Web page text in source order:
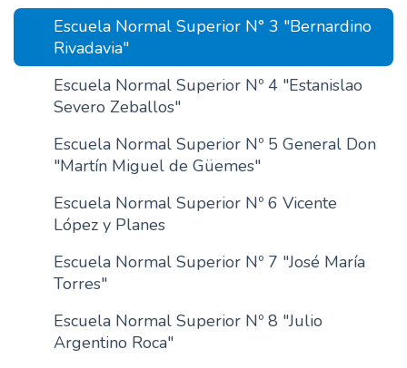
o
p
n
i
p
l
Escuela Normal Superior N° 3 "Bernardino
Rivadavia"
Escuela Normal Superior Nº 4 "Estanislao
Severo Zeballos"
Escuela Normal Superior Nº 5 General Don
"Martín Miguel de Güemes"
Escuela Normal Superior Nº 6 Vicente
López y Planes
Escuela Normal Superior Nº 7 "José María
Torres"
Escuela Normal Superior Nº 8 "Julio
Argentino Roca"